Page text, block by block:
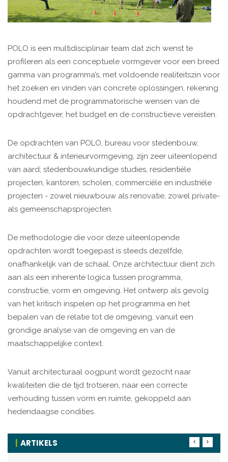
POLO is een multidisciplinair team dat zich wenst te
profileren als een conceptuele vormgever voor een breed
gamma van programma’s, met voldoende realiteitszin voor
het zoeken en vinden van concrete oplossingen, rekening
houdend met de programmatorische wensen van de
opdrachtgever, het budget en de constructieve vereisten.
De opdrachten van POLO, bureau voor stedenbouw,
architectuur & interieurvormgeving, zijn zeer uiteenlopend
van aard; stedenbouwkundige studies, residentiële
projecten, kantoren, scholen, commerciële en industriële
projecten - zowel nieuwbouw als renovatie, zowel private-
als gemeenschapsprojecten.
De methodologie die voor deze uiteenlopende
opdrachten wordt toegepast is steeds dezelfde,
onafhankelijk van de schaal. Onze architectuur dient zich
aan als een inherente logica tussen programma,
constructie, vorm en omgeving. Het ontwerp als gevolg
van het kritisch inspelen op het programma en het
bepalen van de relatie tot de omgeving, vanuit een
grondige analyse van de omgeving en van de
maatschappelijke context.
Vanuit architecturaal oogpunt wordt gezocht naar
kwaliteiten die de tijd trotseren, naar een correcte
verhouding tussen vorm en ruimte, gekoppeld aan
hedendaagse condities.
ARTIKELS